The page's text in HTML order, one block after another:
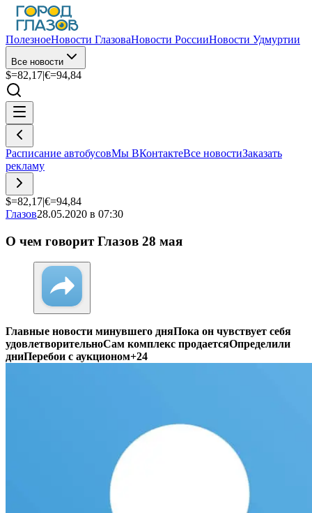
ПолезноеНовости ГлазоваНовости РоссииНовости Удмуртии
Все новости
$=82,17|€=94,84
Расписание автобусовМы ВКонтактеВсе новостиЗаказать
рекламу
$=82,17|€=94,84
Глазов28.05.2020 в 07:30
О чем говорит Глазов 28 мая
Главные новости минувшего дняПока он чувствует себя
удовлетворительноСам комплекс продаетсяОпределили
дниПеребои с аукционом+24